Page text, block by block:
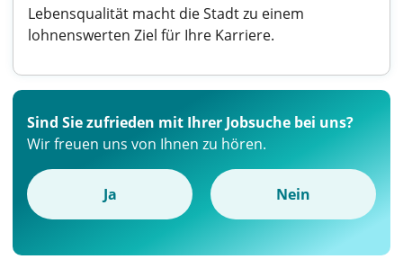
Lebensqualität macht die Stadt zu einem
lohnenswerten Ziel für Ihre Karriere.
Sind Sie zufrieden mit Ihrer Jobsuche bei uns?
Wir freuen uns von Ihnen zu hören.
Ja Nein